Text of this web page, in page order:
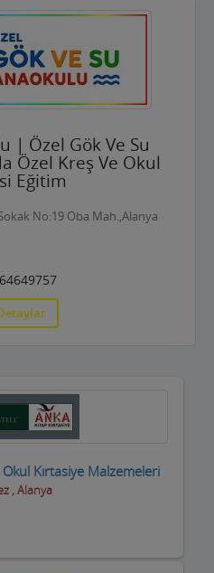
| Özel Gök Ve Su
Özel Kreş Ve Okul
Eğitim
No:19 Oba Mah.,Alanya
Kırtasiye Malzemeleri
, Alanya